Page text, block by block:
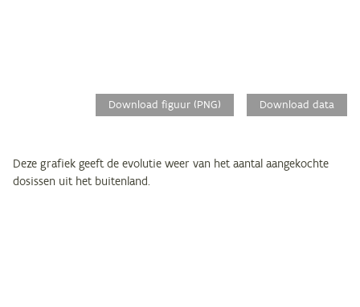
Download figuur (PNG) Download data
Deze grafiek geeft de evolutie weer van het aantal aangekochte
dosissen uit het buitenland.